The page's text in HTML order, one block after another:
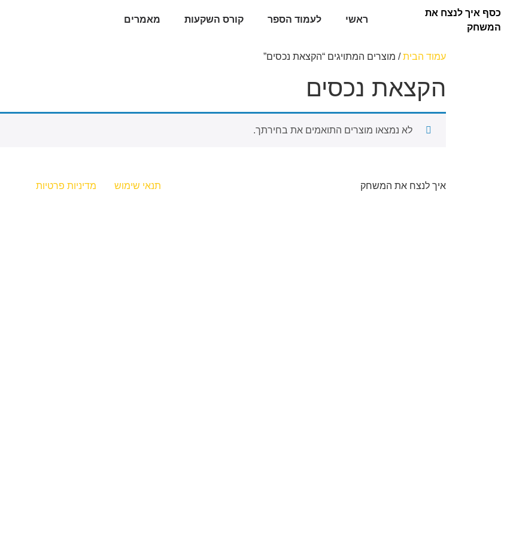
כסף איך לנצח את
המשחק
ראשי לעמוד הספר קורס השקעות מאמרים
עמוד הבית/ מוצרים המתויגים “הקצאת נכסים”
הקצאת נכסים
לא נמצאו מוצרים התואמים את בחירתך.
איך לנצח את המשחק תנאי שימוש מדיניות פרטיות